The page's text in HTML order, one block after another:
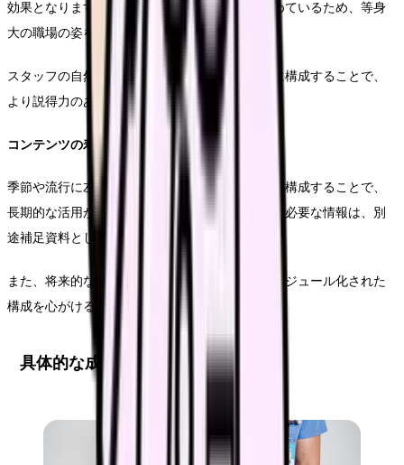
効果となります。視聴者は真摯な情報提供を求めているため、等身
大の職場の姿を誠実に伝えることが重要です。
スタッフの自然な表情や実際の業務風景を中心に構成することで、
より説得力のある内容となります。
コンテンツの寿命を考慮した制作
季節や流行に左右されない普遍的な内容を中心に構成することで、
長期的な活用が可能となります。定期的な更新が必要な情報は、別
途補足資料として用意することをお勧めします。
また、将来的な部分改訂にも対応できるよう、モジュール化された
構成を心がけることも重要です。
具体的な成功事例から学ぶ